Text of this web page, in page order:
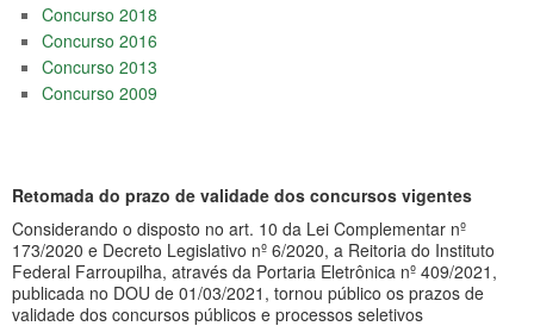
Concurso 2018
Concurso 2016
Concurso 2013
Concurso 2009
Retomada do prazo de validade dos concursos vigentes
Considerando o disposto no art. 10 da Lei Complementar nº
173/2020 e Decreto Legislativo nº 6/2020, a Reitoria do Instituto
Federal Farroupilha, através da Portaria Eletrônica nº 409/2021,
publicada no DOU de 01/03/2021, tornou público os prazos de
validade dos concursos públicos e processos seletivos